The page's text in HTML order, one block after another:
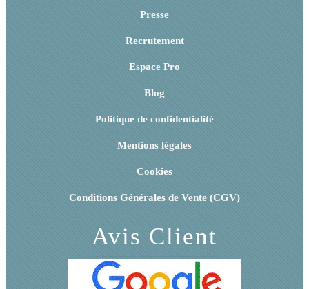
Presse
Recrutement
Espace Pro
Blog
Politique de confidentialité
Mentions légales
Cookies
Conditions Générales de Vente (CGV)
Avis Client